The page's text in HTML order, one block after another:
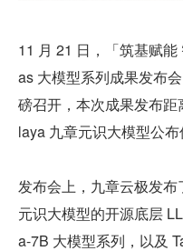
11 月 21 日，「筑基赋
as 大模型系列成果发布
磅召开，本次成果发布距
laya 九章元识大模型公布
发布会上，九章云极发
元识大模型的开源底层
a-7B 大模型系列，以及